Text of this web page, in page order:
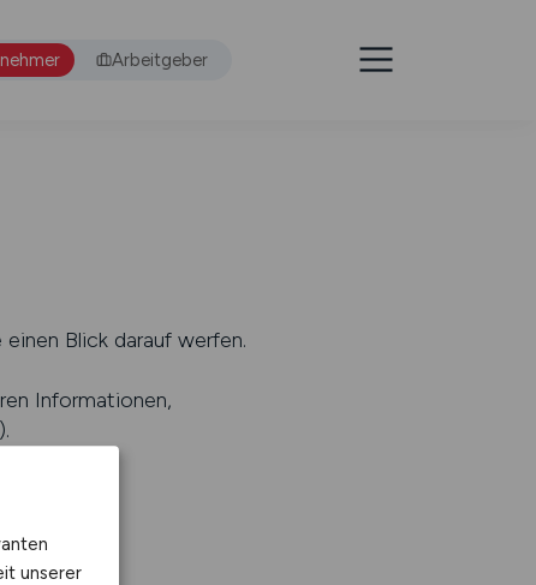
Arbeitgeber
Blick darauf werfen.
Informationen,
).
unserer